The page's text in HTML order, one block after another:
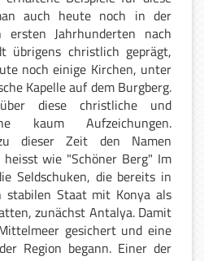
auch heute noch in der
Jahrhunderten nach
übrigens christlich geprägt,
noch einige Kirchen, unter
Kapelle auf dem Burgberg.
diese christliche und
kaum Aufzeichungen.
dieser Zeit den Namen
wie "Schöner Berg" Im
Seldschuken, die bereits in
stabilen Staat mit Konya als
zunächst Antalya. Damit
gesichert und eine
Region begann. Einer der